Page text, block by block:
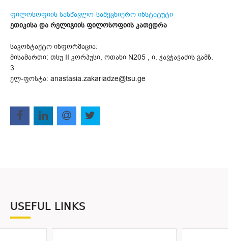
ფილოსოფიის სასწავლო-სამეცნიერო ინსტიტუტი
ეთიკისა და რელიგიის ფილოსოფიის კათედრა
საკონტაქტო ინფორმაცია:
მისამართი: თსუ II კორპუსი, ოთახი N205 , ი. ჭავჭავაძის გამზ.
3
ელ-ფოსტა: anastasia.zakariadze@tsu.ge
USEFUL LINKS